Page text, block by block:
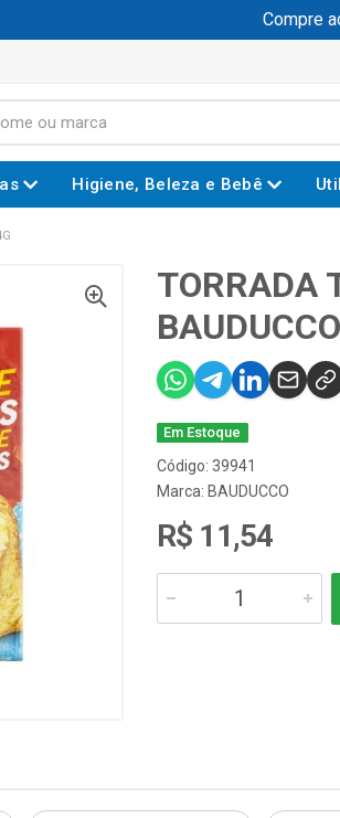
Compre
Higiene, Beleza e Bebê
TORRADA
Em Estoque
Código: 39941
Marca: BAUDUCCO
R$ 11,54